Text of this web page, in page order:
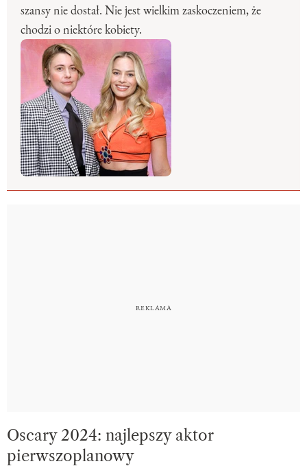
szansy nie dostał. Nie jest wielkim zaskoczeniem, że
chodzi o niektóre kobiety.
Oscary 2024: najlepszy aktor
pierwszoplanowy